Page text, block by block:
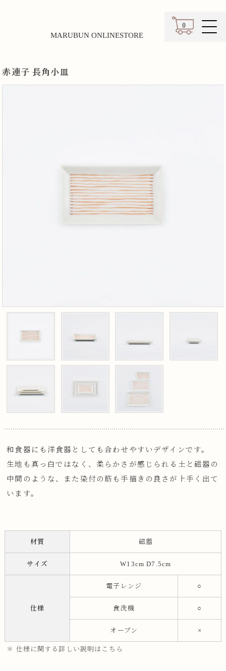
0
カート
MARUBUN ONLINESTORE
赤連子 長角小皿
和食器にも洋食器としても合わせやすいデザインです。
生地も真っ白ではなく、柔らかさが感じられる土と磁器の
中間のような、また染付の筋も手描きの良さが上手く出て
います。
材質 磁器
サイズ W13cm D7.5cm
仕様
電子レンジ ○
食洗機 ○
オーブン ×
＊ 仕様に関する詳しい説明はこちら